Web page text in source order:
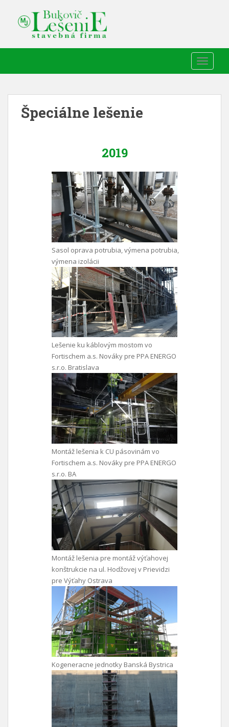
Špeciálne lešenie
2019
Sasol oprava potrubia, výmena potrubia,
výmena izolácii
Lešenie ku káblovým mostom vo
Fortischem a.s. Nováky pre PPA ENERGO
s.r.o. Bratislava
Montáž lešenia k CU pásovinám vo
Fortischem a.s. Nováky pre PPA ENERGO
s.r.o. BA
Montáž lešenia pre montáž výťahovej
konštrukcie na ul. Hodžovej v Prievidzi
pre Výťahy Ostrava
Kogeneracne jednotky Banská Bystrica